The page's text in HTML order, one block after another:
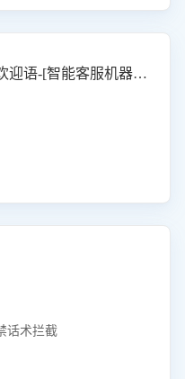
业应对能力。
京东-卡片样式发送欢迎语-[智能客服机器人]
话术拦截